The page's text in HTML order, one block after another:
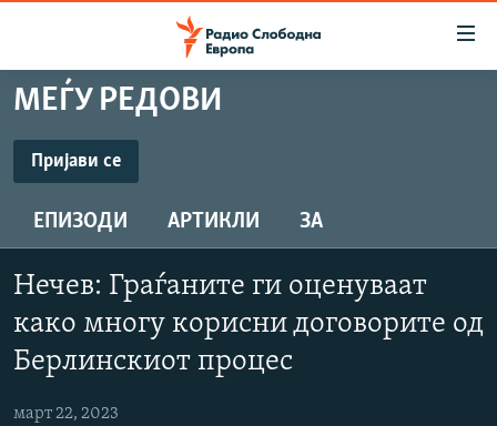
Оди
на
содржината
Оди
главната
навигација
Премини
пребарување
МАКЕДОНИЈА
СВЕТ
ШТО ТРЕБА ДА ЗНАЕТЕ
ПРИЈАВИ СЕ ЗА ЊУЗЛЕТЕР
ПОДКАСТ ЗОШТО?
СЛЕДЕТЕ НЕ
МЕЃУ РЕДОВИ
Пријави се
ЕПИЗОДИ АРТИКЛИ ЗА
Нечев: Граѓаните ги оценуваат
како многу корисни договорите од
Берлинскиот процес
март 22, 2023